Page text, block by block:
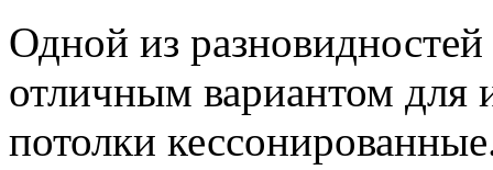
Одной из
отличным вариантом для
потолки